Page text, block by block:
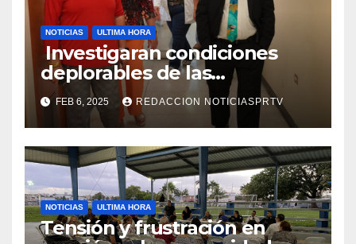
NOTICIAS ULTIMA HORA
Investigaran condiciones
deplorables de las
facilidades el Departamento
de la Salud en Mayagüez
FEB 6, 2025 REDACCION NOTICIASPRTV
NOTICIAS ULTIMA HORA
Tensión y frustración en